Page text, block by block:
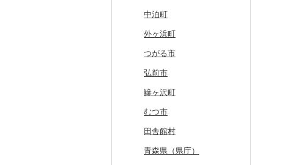
厚真町
奥尻町
網走市
浦河町
広尾町
中札内村
滝川市
比布町
中泊町
外ヶ浜町
つがる市
弘前市
鰺ヶ沢町
むつ市
田舎館村
青森県（県庁）